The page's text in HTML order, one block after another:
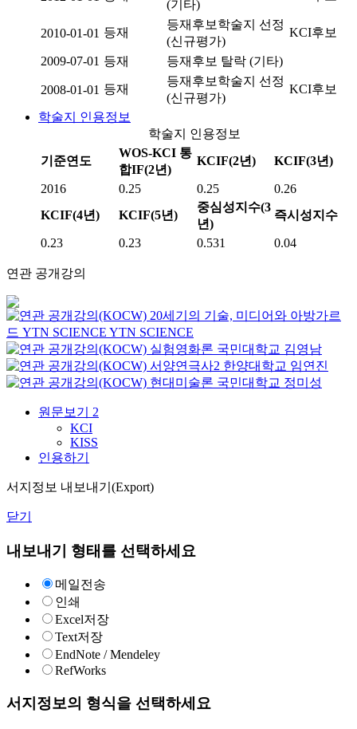
(기타)
2010-01-01 등재
등재후보학술지 선정
(신규평가)
KCI후보
2009-07-01 등재 등재후보 탈락 (기타)
2008-01-01 등재
등재후보학술지 선정
(신규평가)
KCI후보
학술지 인용정보
학술지 인용정보
기준연도
WOS-KCI 통
합IF(2년)
KCIF(2년) KCIF(3년)
2016 0.25 0.25
0.26
KCIF(4년)
KCIF(5년)
중심성지수(3
년)
즉시성지수
0.23 0.23 0.531 0.04
연관 공개강의
20세기의 기술, 미디어와 아방가르
드 YTN SCIENCE YTN SCIENCE
실험영화론 국민대학교 김영남
서양연극사2 한양대학교 임연진
현대미술론 국민대학교 정미성
원문보기 2
KCI
KISS
인용하기
서지정보 내보내기(Export)
닫기
내보내기 형태를 선택하세요
메일전송
인쇄
Excel저장
Text저장
EndNote / Mendeley
RefWorks
서지정보의 형식을 선택하세요